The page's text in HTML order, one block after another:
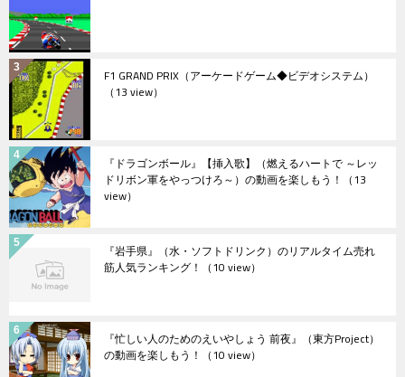
F1 GRAND PRIX（アーケードゲーム◆ビデオシステム）
（13 view）
『ドラゴンボール』【挿入歌】（燃えるハートで ～レッ
ドリボン軍をやっつけろ～）の動画を楽しもう！ （13
view）
『岩手県』（水・ソフトドリンク）のリアルタイム売れ
筋人気ランキング！ （10 view）
『忙しい人のためのえいやしょう 前夜』（東方Project）
の動画を楽しもう！ （10 view）